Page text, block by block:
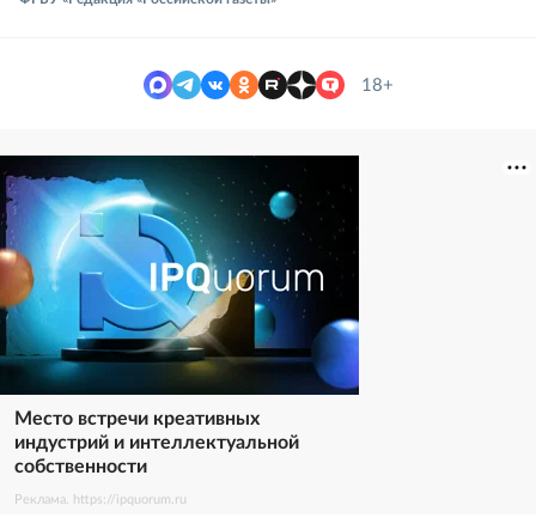
18+
Место встречи креативных
индустрий и интеллектуальной
собственности
Реклама. https://ipquorum.ru